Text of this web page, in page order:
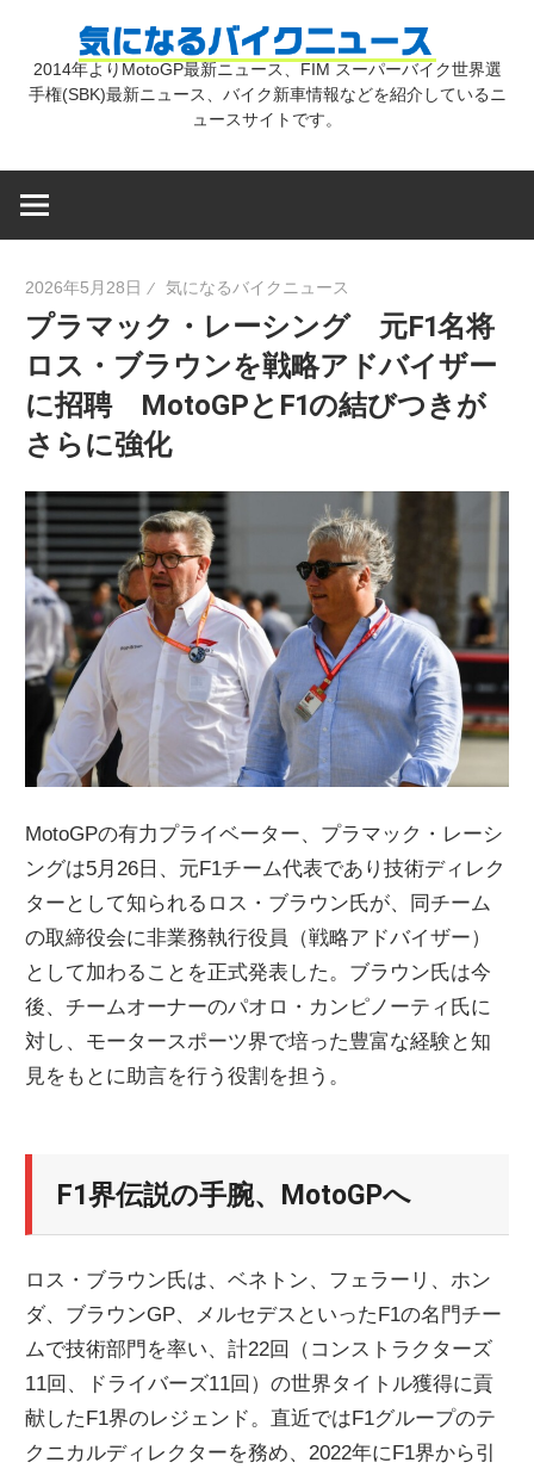
気
バ
イ
ク
ニ
ュ
ー
ス
2014年よりMotoGP最新ニュース、FIM スーパーバイク世界選
手権(SBK)最新ニュース、バイク新車情報などを紹介しているニ
ュースサイトです。
2026年5月28日 気になるバイクニュース
プラマック・レーシング 元F1名将
ロス・ブラウンを戦略アドバイザー
に招聘 MotoGPとF1の結びつきが
さらに強化
MotoGPの有力プライベーター、プラマック・レーシ
ングは5月26日、元F1チーム代表であり技術ディレク
ターとして知られるロス・ブラウン氏が、同チーム
の取締役会に非業務執行役員（戦略アドバイザー）
として加わることを正式発表した。ブラウン氏は今
後、チームオーナーのパオロ・カンピノーティ氏に
対し、モータースポーツ界で培った豊富な経験と知
見をもとに助言を行う役割を担う。
F1界伝説の手腕、MotoGPへ
ロス・ブラウン氏は、ベネトン、フェラーリ、ホン
ダ、ブラウンGP、メルセデスといったF1の名門チー
ムで技術部門を率い、計22回（コンストラクターズ
11回、ドライバーズ11回）の世界タイトル獲得に貢
献したF1界のレジェンド。直近ではF1グループのテ
クニカルディレクターを務め、2022年にF1界から引